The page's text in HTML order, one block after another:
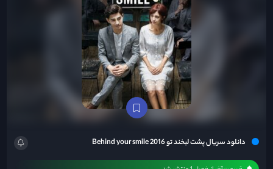
دانلود سریال پشت لبخند تو Behind your smile 2016